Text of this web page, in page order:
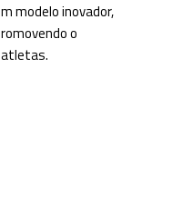
modelo inovador,
o